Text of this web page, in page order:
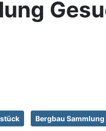
Bergbau Sammlung